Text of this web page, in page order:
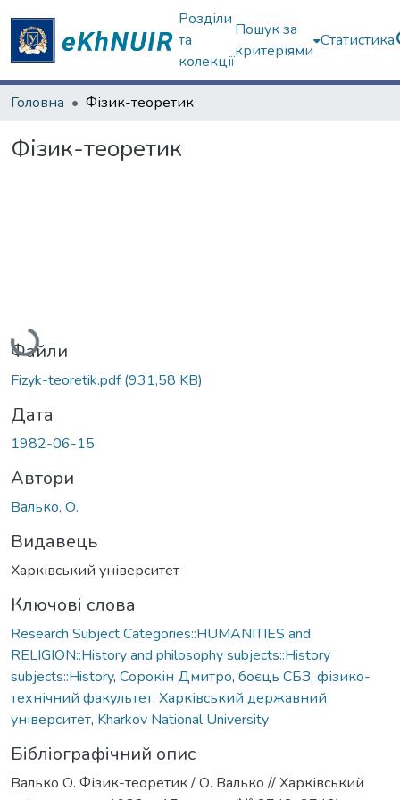
Розділи
та
колекції
Пошук за
критеріями
Статистика
Головна Фізик-теоретик
Фізик-теоретик
Вантажиться...
Файли
Fizyk-teoretik.pdf(931,58 KB)
Дата
1982-06-15
Автори
Валько, О.
Видавець
Харківський університет
Ключові слова
Research Subject Categories::HUMANITIES and
RELIGION::History and philosophy subjects::History
subjects::History, Сорокін Дмитро, боєць СБЗ, фізико-
технічний факультет, Харківський державний
університет, Kharkov National University
Бібліографічний опис
Валько О. Фізик-теоретик / О. Валько // Харківський